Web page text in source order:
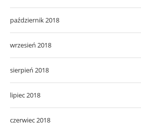
październik 2018
wrzesień 2018
sierpień 2018
lipiec 2018
czerwiec 2018